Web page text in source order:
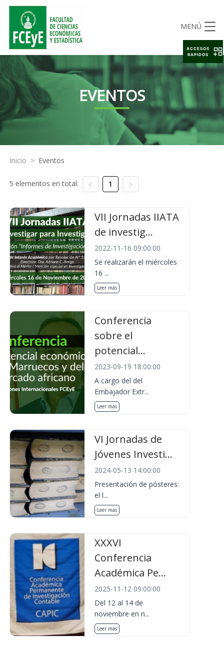
MENÚ
EVENTOS
Inicio > Eventos
5 elementos en total: 1
VII Jornadas IIATA
de investig...
2022-11-16 09:00:00
Se realizarán el miércoles
16 ...
Leer más
Conferencia
sobre el
potencial...
2023-09-19 18:00:00
A cargo del del
Embajador Extr...
Leer más
VI Jornadas de
Jóvenes Investi...
2024-05-13 14:00:00
Presentación de pósteres:
el l...
Leer más
XXXVI
Conferencia
Académica Pe...
2025-11-12 09:00:00
Del 12 al 14 de
noviembre en n...
Leer más
ACCESOS
RAPIDOS